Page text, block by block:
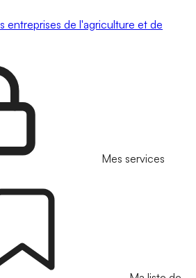
entreprises de l'agriculture et de
Mes services